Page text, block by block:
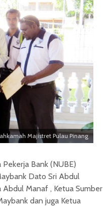
Majistret Pulau Pinang
Bank (NUBE)
Dato Sri Abdul
Abdul Manaf , Ketua Sumber
dan juga Ketua